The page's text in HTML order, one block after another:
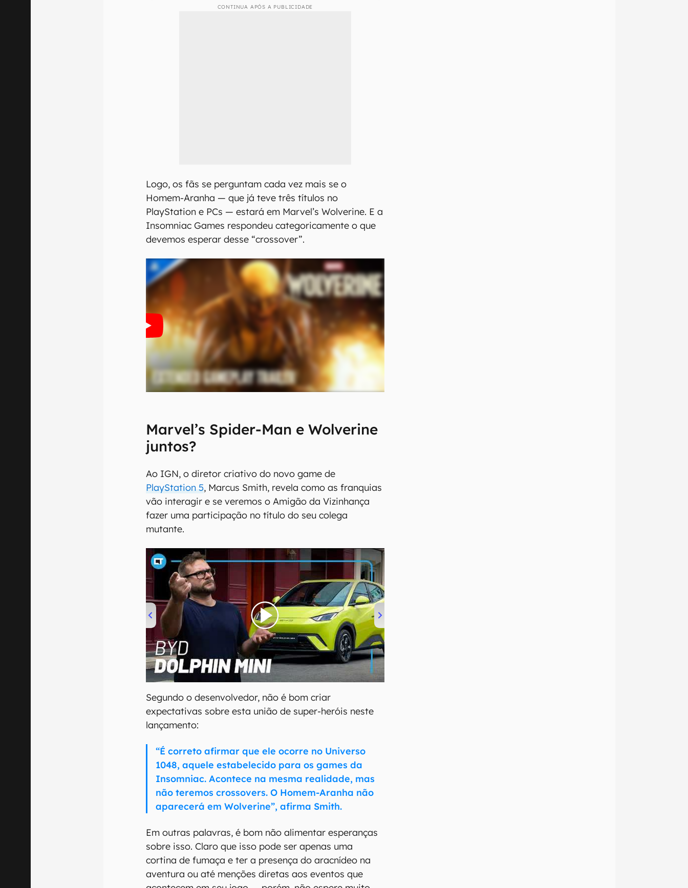
CONTINUA APÓS A PUBLICIDADE
Logo, os fãs se perguntam cada vez mais se o
Homem-Aranha — que já teve três títulos no
PlayStation e PCs — estará em Marvel’s Wolverine. E a
Insomniac Games respondeu categoricamente o que
devemos esperar desse “crossover”.
Marvel’s Spider-Man e Wolverine
juntos?
Ao IGN, o diretor criativo do novo game de
PlayStation 5, Marcus Smith, revela como as franquias
vão interagir e se veremos o Amigão da Vizinhança
fazer uma participação no título do seu colega
mutante.
00:00/04:07
Segundo o desenvolvedor, não é bom criar
expectativas sobre esta união de super-heróis neste
lançamento:
“É correto afirmar que ele ocorre no Universo
1048, aquele estabelecido para os games da
Insomniac. Acontece na mesma realidade, mas
não teremos crossovers. O Homem-Aranha não
aparecerá em Wolverine”, afirma Smith.
Em outras palavras, é bom não alimentar esperanças
sobre isso. Claro que isso pode ser apenas uma
cortina de fumaça e ter a presença do aracnídeo na
aventura ou até menções diretas aos eventos que